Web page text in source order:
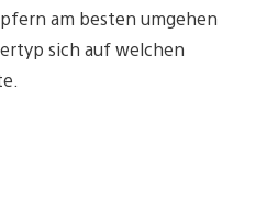
am besten umgehen
sich auf welchen